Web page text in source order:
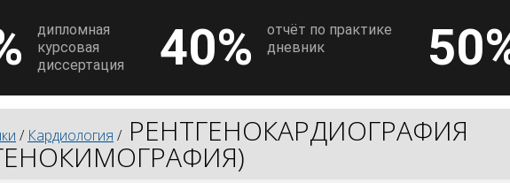
дипломная
курсовая
диссертация
40%
отчёт по практике
дневник
/ Кардиология / РЕНТГЕНОКАРДИОГРАФИЯ